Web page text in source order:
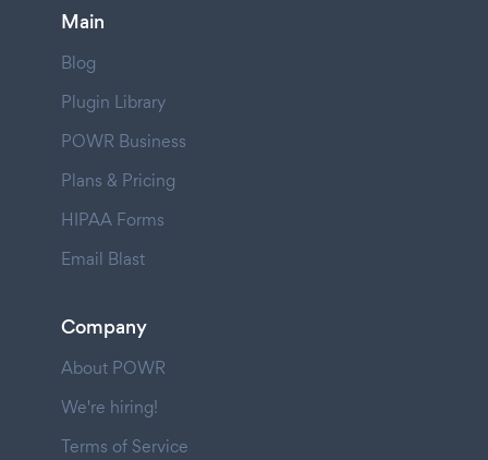
Main
Blog
Plugin Library
POWR Business
Plans & Pricing
HIPAA Forms
Email Blast
Company
About POWR
We're hiring!
Terms of Service